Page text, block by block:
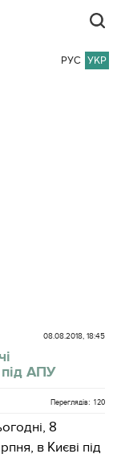
РУС УКР
08.08.2018, 18:45
під АПУ
Переглядів: 120
8
в Києві під